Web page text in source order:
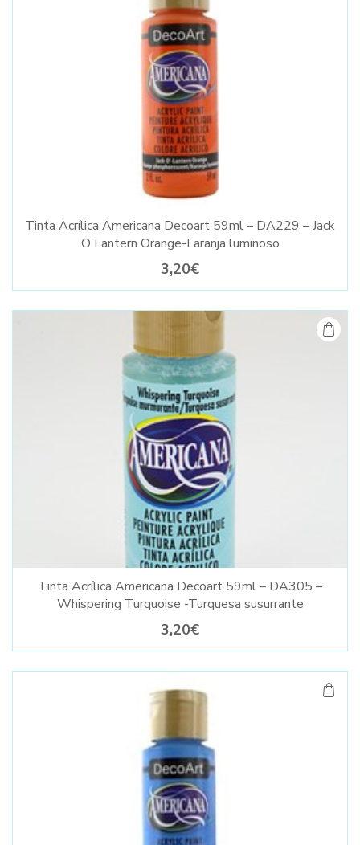
Tinta Acrílica Americana Decoart 59ml – DA229 – Jack
O Lantern Orange-Laranja luminoso
3,20€
Tinta Acrílica Americana Decoart 59ml – DA305 –
Whispering Turquoise -Turquesa susurrante
3,20€